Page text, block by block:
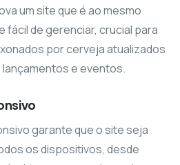
um site que é ao mesmo
fácil de gerenciar, crucial para
por cerveja atualizados
e eventos.
garante que o site seja
os dispositivos, desde